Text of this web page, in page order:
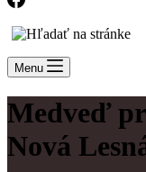
Menu
Medveď
Nová